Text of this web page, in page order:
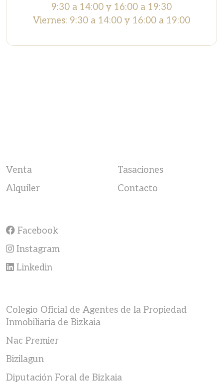
9:30 a 14:00 y 16:00 a 19:30
Viernes: 9:30 a 14:00 y 16:00 a 19:00
Venta
Alquiler
Tasaciones
Contacto
Facebook
Instagram
Linkedin
Colegio Oficial de Agentes de la Propiedad
Inmobiliaria de Bizkaia
Nac Premier
Bizilagun
Diputación Foral de Bizkaia